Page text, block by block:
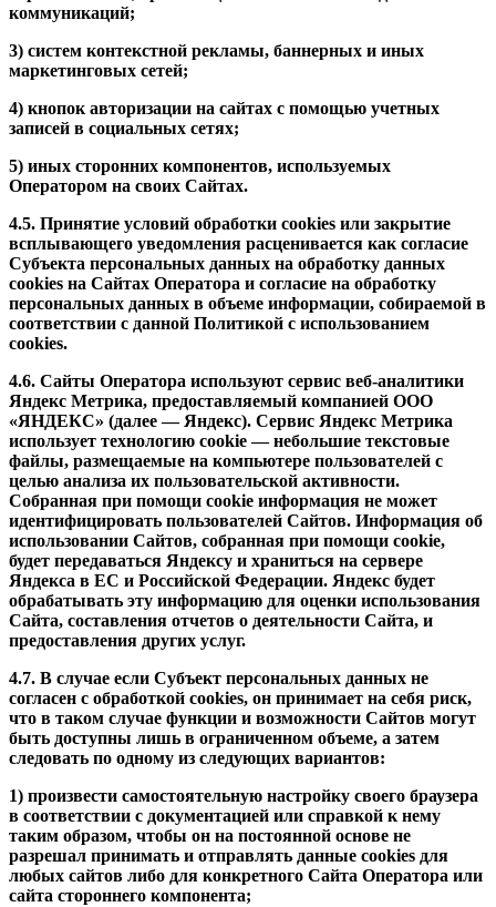
коммуникаций;
3) систем контекстной рекламы, баннерных и иных
маркетинговых сетей;
4) кнопок авторизации на сайтах с помощью учетных
записей в социальных сетях;
5) иных сторонних компонентов, используемых
Оператором на своих Сайтах.
4.5. Принятие условий обработки cookies или закрытие
всплывающего уведомления расценивается как согласие
Субъекта персональных данных на обработку данных
cookies на Сайтах Оператора и согласие на обработку
персональных данных в объеме информации, собираемой в
соответствии с данной Политикой с использованием
cookies.
4.6. Сайты Оператора используют сервис веб-аналитики
Яндекс Метрика, предоставляемый компанией ООО
«ЯНДЕКС» (далее — Яндекс). Сервис Яндекс Метрика
использует технологию cookie — небольшие текстовые
файлы, размещаемые на компьютере пользователей с
целью анализа их пользовательской активности.
Собранная при помощи cookie информация не может
идентифицировать пользователей Сайтов. Информация об
использовании Сайтов, собранная при помощи cookie,
будет передаваться Яндексу и храниться на сервере
Яндекса в ЕС и Российской Федерации. Яндекс будет
обрабатывать эту информацию для оценки использования
Сайта, составления отчетов о деятельности Сайта, и
предоставления других услуг.
4.7. В случае если Субъект персональных данных не
согласен с обработкой cookies, он принимает на себя риск,
что в таком случае функции и возможности Сайтов могут
быть доступны лишь в ограниченном объеме, а затем
следовать по одному из следующих вариантов:
1) произвести самостоятельную настройку своего браузера
в соответствии с документацией или справкой к нему
таким образом, чтобы он на постоянной основе не
разрешал принимать и отправлять данные cookies для
любых сайтов либо для конкретного Сайта Оператора или
сайта стороннего компонента;